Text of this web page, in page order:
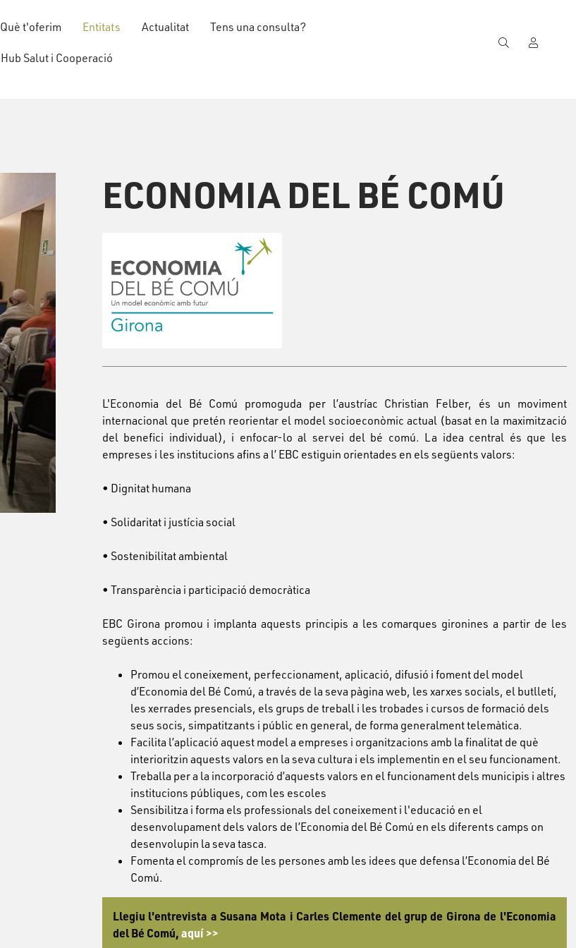
Què t'oferim Entitats Actualitat Tens una consulta?
Hub Salut i Cooperació
ECONOMIA DEL BÉ COMÚ
L'Economia del Bé Comú promoguda per l’austríac Christian Felber, és un moviment
internacional que pretén reorientar el model socioeconòmic actual (basat en la maximització
del benefici individual), i enfocar-lo al servei del bé comú. La idea central és que les
empreses i les institucions afins a l’ EBC estiguin orientades en els següents valors:
• Dignitat humana
• Solidaritat i justícia social
• Sostenibilitat ambiental
• Transparència i participació democràtica
EBC Girona promou i implanta aquests principis a les comarques gironines a partir de les
següents accions:
Promou el coneixement, perfeccionament, aplicació, difusió i foment del model
d’Economia del Bé Comú, a través de la seva pàgina web, les xarxes socials, el butlletí,
les xerrades presencials, els grups de treball i les trobades i cursos de formació dels
seus socis, simpatitzants i públic en general, de forma generalment telemàtica.
Facilita l’aplicació aquest model a empreses i organitzacions amb la finalitat de què
interioritzin aquests valors en la seva cultura i els implementin en el seu funcionament.
Treballa per a la incorporació d’aquests valors en el funcionament dels municipis i altres
institucions públiques, com les escoles
Sensibilitza i forma els professionals del coneixement i l'educació en el
desenvolupament dels valors de l’Economia del Bé Comú en els diferents camps on
desenvolupin la seva tasca.
Fomenta el compromís de les persones amb les idees que defensa l’Economia del Bé
Comú.
Llegiu l'entrevista a Susana Mota i Carles Clemente del grup de Girona de l'Economia
del Bé Comú,aquí >>